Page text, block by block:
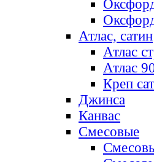
Атлас, сатин
Атлас
Атлас
Креп
Джинса
Канвас
Смесовые